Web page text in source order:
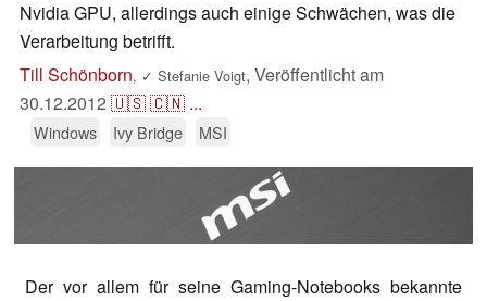
Nvidia GPU, allerdings auch einige Schwächen, was die
Verarbeitung betrifft.
Till Schönborn, ✓ Stefanie Voigt, Veröffentlicht am
30.12.2012 🇺🇸🇨🇳 ...
Windows Ivy Bridge MSI
Der vor allem für seine Gaming-Notebooks bekannte